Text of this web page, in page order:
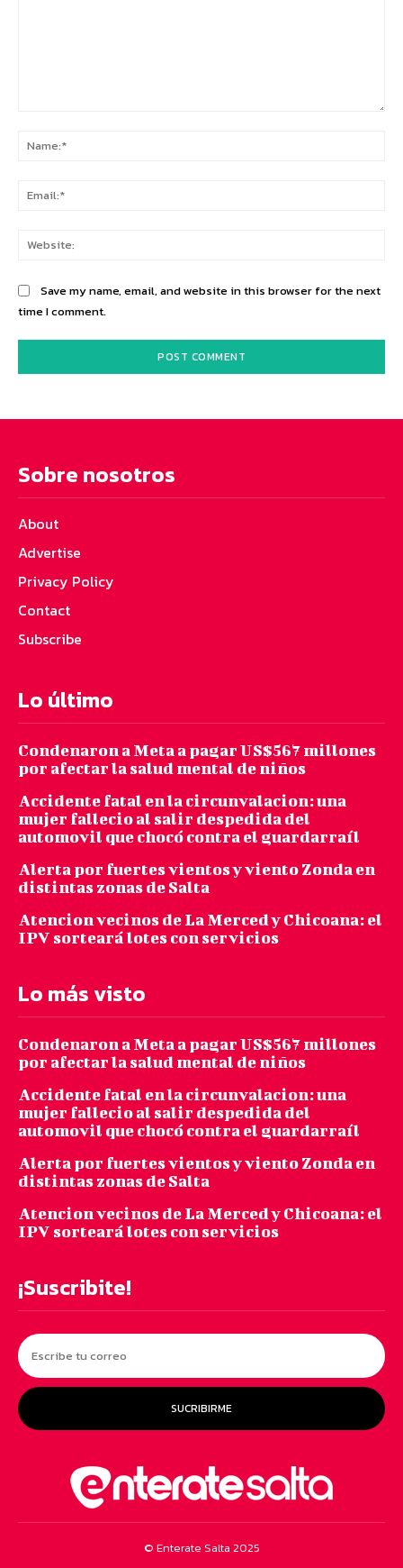
Save my name, email, and website in this browser for the next
time I comment.
Sobre nosotros
About
Advertise
Privacy Policy
Contact
Subscribe
Lo último
Condenaron a Meta a pagar US$567 millones
por afectar la salud mental de niños
Accidente fatal en la circunvalacion: una
mujer fallecio al salir despedida del
automovil que chocó contra el guardarraíl
Alerta por fuertes vientos y viento Zonda en
distintas zonas de Salta
Atencion vecinos de La Merced y Chicoana: el
IPV sorteará lotes con servicios
Lo más visto
Condenaron a Meta a pagar US$567 millones
por afectar la salud mental de niños
Accidente fatal en la circunvalacion: una
mujer fallecio al salir despedida del
automovil que chocó contra el guardarraíl
Alerta por fuertes vientos y viento Zonda en
distintas zonas de Salta
Atencion vecinos de La Merced y Chicoana: el
IPV sorteará lotes con servicios
¡Suscribite!
SUCRIBIRME
© Enterate Salta 2025